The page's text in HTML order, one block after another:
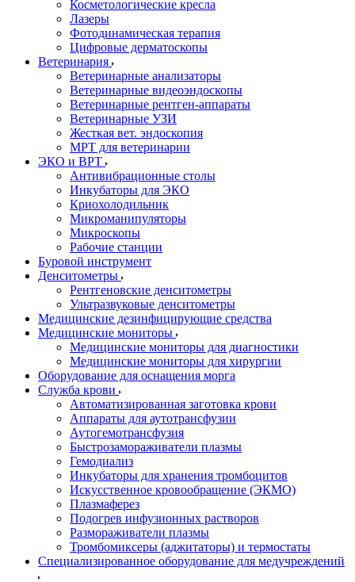
Косметологические кресла
Лазеры
Фотодинамическая терапия
Цифровые дерматоскопы
Ветеринария
Ветеринарные анализаторы
Ветеринарные видеоэндоскопы
Ветеринарные рентген-аппараты
Ветеринарные УЗИ
Жесткая вет. эндоскопия
МРТ для ветеринарии
ЭКО и ВРТ
Антивибрационные столы
Инкубаторы для ЭКО
Криохолодильник
Микроманипуляторы
Микроскопы
Рабочие станции
Буровой инструмент
Денситометры
Рентгеновские денситометры
Ультразвуковые денситометры
Медицинские дезинфицирующие средства
Медицинские мониторы
Медицинские мониторы для диагностики
Медицинские мониторы для хирургии
Оборудование для оснащения морга
Служба крови
Автоматизированная заготовка крови
Аппараты для аутотрансфузии
Аутогемотрансфузия
Быстрозамораживатели плазмы
Гемодиализ
Инкубаторы для хранения тромбоцитов
Искусственное кровообращение (ЭКМО)
Плазмаферез
Подогрев инфузионных растворов
Размораживатели плазмы
Тромбомиксеры (аджитаторы) и термостаты
Специализированное оборудование для медучреждений